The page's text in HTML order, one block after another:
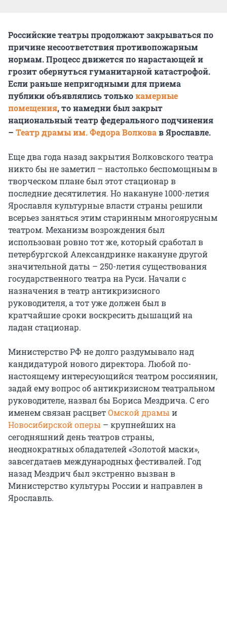
Российские театры продолжают закрываться по
причине несоответствия противопожарным
нормам. Процесс движется по нарастающей и
грозит обернуться гуманитарной катастрофой.
Если раньше непригодными для приема
публики объявлялись толькокамерные
помещения, то намедни был закрыт
национальный театр федерального подчинения
– Театр драмы им. Федора Волковав Ярославле.
Еще два года назад закрытия Волковского театра
никто бы не заметил – настолько беспомощным в
творческом плане был этот стационар в
последние десятилетия. Но накануне 1000-летия
Ярославля культурные власти страны решили
всерьез заняться этим старинным многоярусным
театром. Механизм возрождения был
использован ровно тот же, который сработал в
петербургской Александринке накануне другой
значительной даты – 250-летия существования
государственного театра на Руси. Начали с
назначения в театр антикризисного
руководителя, а тот уже должен был в
кратчайшие сроки воскресить дышащий на
ладан стационар.
Министерство РФ не долго раздумывало над
кандидатурой нового директора. Любой по-
настоящему интересующийся театром россиянин,
задай ему вопрос об антикризисном театральном
руководителе, назвал бы Бориса Мездрича. С его
именем связан расцветОмской драмы и
Новосибирской оперы – крупнейших на
сегодняшний день театров страны,
неоднократных обладателей «Золотой маски»,
завсегдатаев международных фестивалей. Год
назад Мездрич был экстренно вызван в
Министерство культуры России и направлен в
Ярославль.